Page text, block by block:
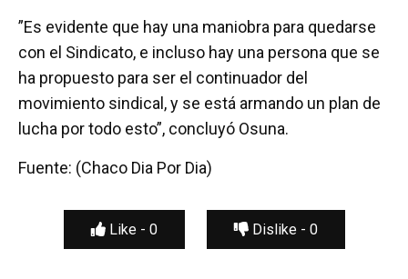
”Es evidente que hay una maniobra para quedarse
con el Sindicato, e incluso hay una persona que se
ha propuesto para ser el continuador del
movimiento sindical, y se está armando un plan de
lucha por todo esto”, concluyó Osuna.
Fuente: (Chaco Dia Por Dia)
Like - 0 Dislike - 0